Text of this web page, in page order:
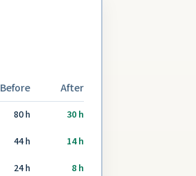
Before
After
80 h
30 h
44 h
14 h
24 h
8 h